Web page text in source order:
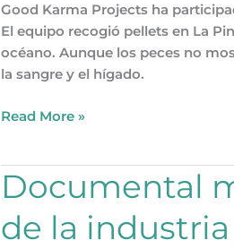
Good Karma Projects ha
El equipo recogió pellets en La
océano. Aunque los peces no
la sangre y el hígado.
Read More »
Documental
de la
Documental
microplásticos:
contaminación
de